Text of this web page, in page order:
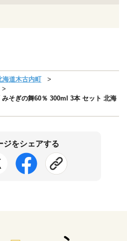
海道木古内町
そぎの舞60％ 300ml 3本 セット 北海
ジをシェアする